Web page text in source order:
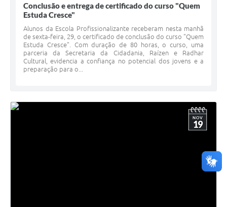
Conclusão e entrega de certificado do curso "Quem
Estuda Cresce"
Alunos da Escola Profissionalizante receberam nesta manhã
de sexta-feira, 29, o certificado de conclusão do curso "Quem
Estuda Cresce". Com duração de 80 horas, o curso, uma
parceria da Secretaria da Cidadania, Raízen e Radhar
Cultural, evidencia a confiança no potencial dos jovens e a
preparação para o...
NOV
19